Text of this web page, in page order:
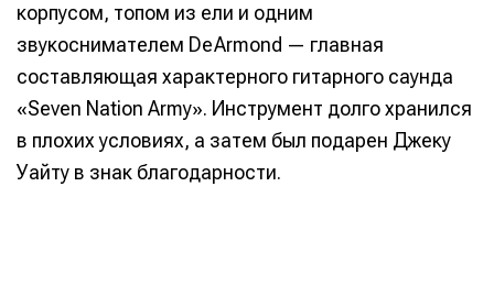
корпусом, топом из ели и одним
звукоснимателем DeArmond — главная
составляющая характерного гитарного саунда
«Seven Nation Army». Инструмент долго хранился
в плохих условиях, а затем был подарен Джеку
Уайту в знак благодарности.